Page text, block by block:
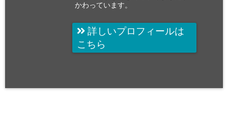
かわっています。
詳しいプロフィールは
こちら